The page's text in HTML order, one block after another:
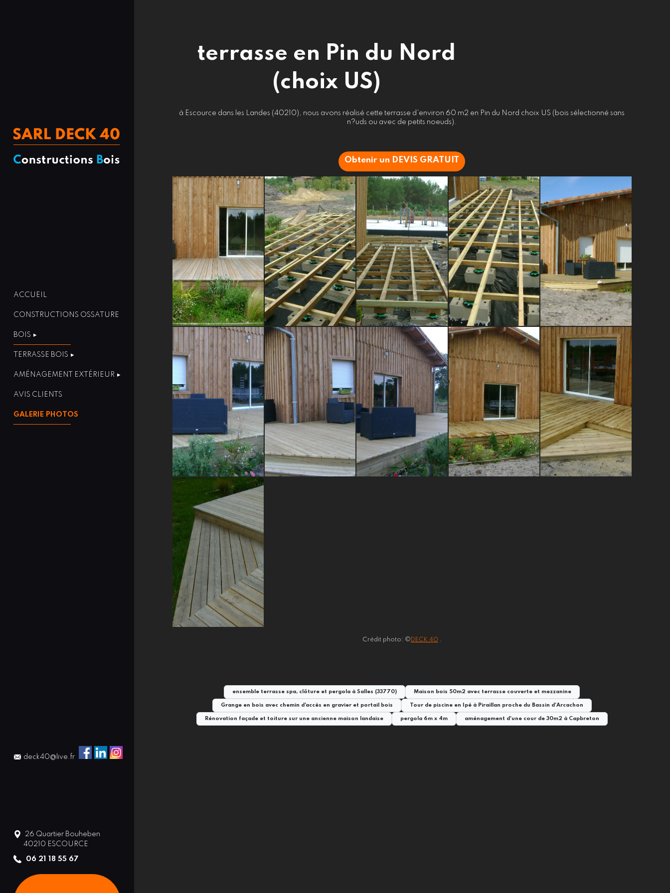
26 Quartier Bouheben
40210 ESCOURCE
06 21 18 55 67
deck40@live.fr
ACCUEIL
CONSTRUCTIONS OSSATURE
BOIS
TERRASSE BOIS
AMÉNAGEMENT EXTÉRIEUR
AVIS CLIENTS
GALERIE PHOTOS
terrasse en Pin du Nord
(choix US)
à Escource dans les Landes (40210), nous avons réalisé cette terrasse d'environ 60 m2 en Pin du Nord choix US (bois sélectionné sans
n?uds ou avec de petits noeuds).
Obtenir un DEVIS GRATUIT
Crédit photo: © DECK 40 .
ensemble terrasse spa, clôture et pergola à Salles (33770) Maison bois 50m2 avec terrasse couverte et mezzanine
Grange en bois avec chemin d'accès en gravier et portail bois Tour de piscine en Ipé à Piraillan proche du Bassin d'Arcachon
Rénovation façade et toiture sur une ancienne maison landaise pergola 6m x 4m aménagement d'une cour de 30m2 à Capbreton